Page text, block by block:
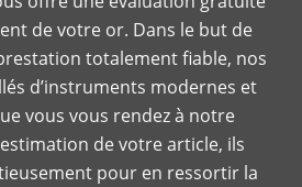
de votre or. Dans le but de
totalement fiable, nos
d’instruments modernes et
vous vous rendez à notre
de votre article, ils
pour en ressortir la